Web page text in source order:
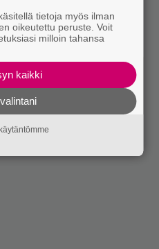
tietoja myös ilman
oikeutettu peruste. Voit
milloin tahansa
kaikki